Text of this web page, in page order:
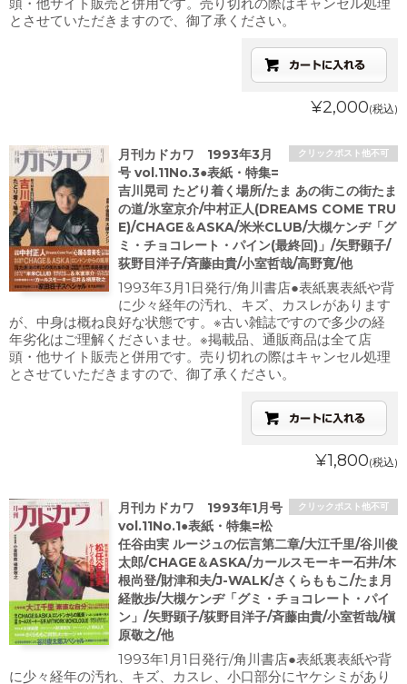
とさせていただきますので、御了承ください。
¥2,000(税込)
クリックポスト他不可
月刊カドカワ 1993年3月
号 vol.11No.3●表紙・特集=
吉川晃司 たどり着く場所/たま あの街この街たま
の道/氷室京介/中村正人(DREAMS COME TRU
E)/CHAGE＆ASKA/米米CLUB/大槻ケンヂ「グ
ミ・チョコレート・パイン(最終回)」/矢野顕子/
荻野目洋子/斉藤由貴/小室哲哉/高野寛/他
1993年3月1日発行/角川書店●表紙裏表紙や背
に少々経年の汚れ、キズ、カスレがあります
が、中身は概ね良好な状態です。※古い雑誌ですので多少の経
年劣化はご理解くださいませ。※掲載品、通販商品は全て店
頭・他サイト販売と併用です。売り切れの際はキャンセル処理
とさせていただきますので、御了承ください。
¥1,800(税込)
クリックポスト他不可
月刊カドカワ 1993年1月号
vol.11No.1●表紙・特集=松
任谷由実 ルージュの伝言第二章/大江千里/谷川俊
太郎/CHAGE＆ASKA/カールスモーキー石井/木
根尚登/財津和夫/J-WALK/さくらももこ/たま月
経散歩/大槻ケンヂ「グミ・チョコレート・パイ
ン」/矢野顕子/荻野目洋子/斉藤由貴/小室哲哉/槇
原敬之/他
1993年1月1日発行/角川書店●表紙裏表紙や背
に少々経年の汚れ、キズ、カスレ、小口部分にヤケシミがあり